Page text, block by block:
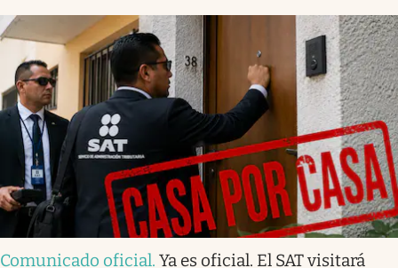
Comunicado oficial. Ya es oficial. El SAT visitará